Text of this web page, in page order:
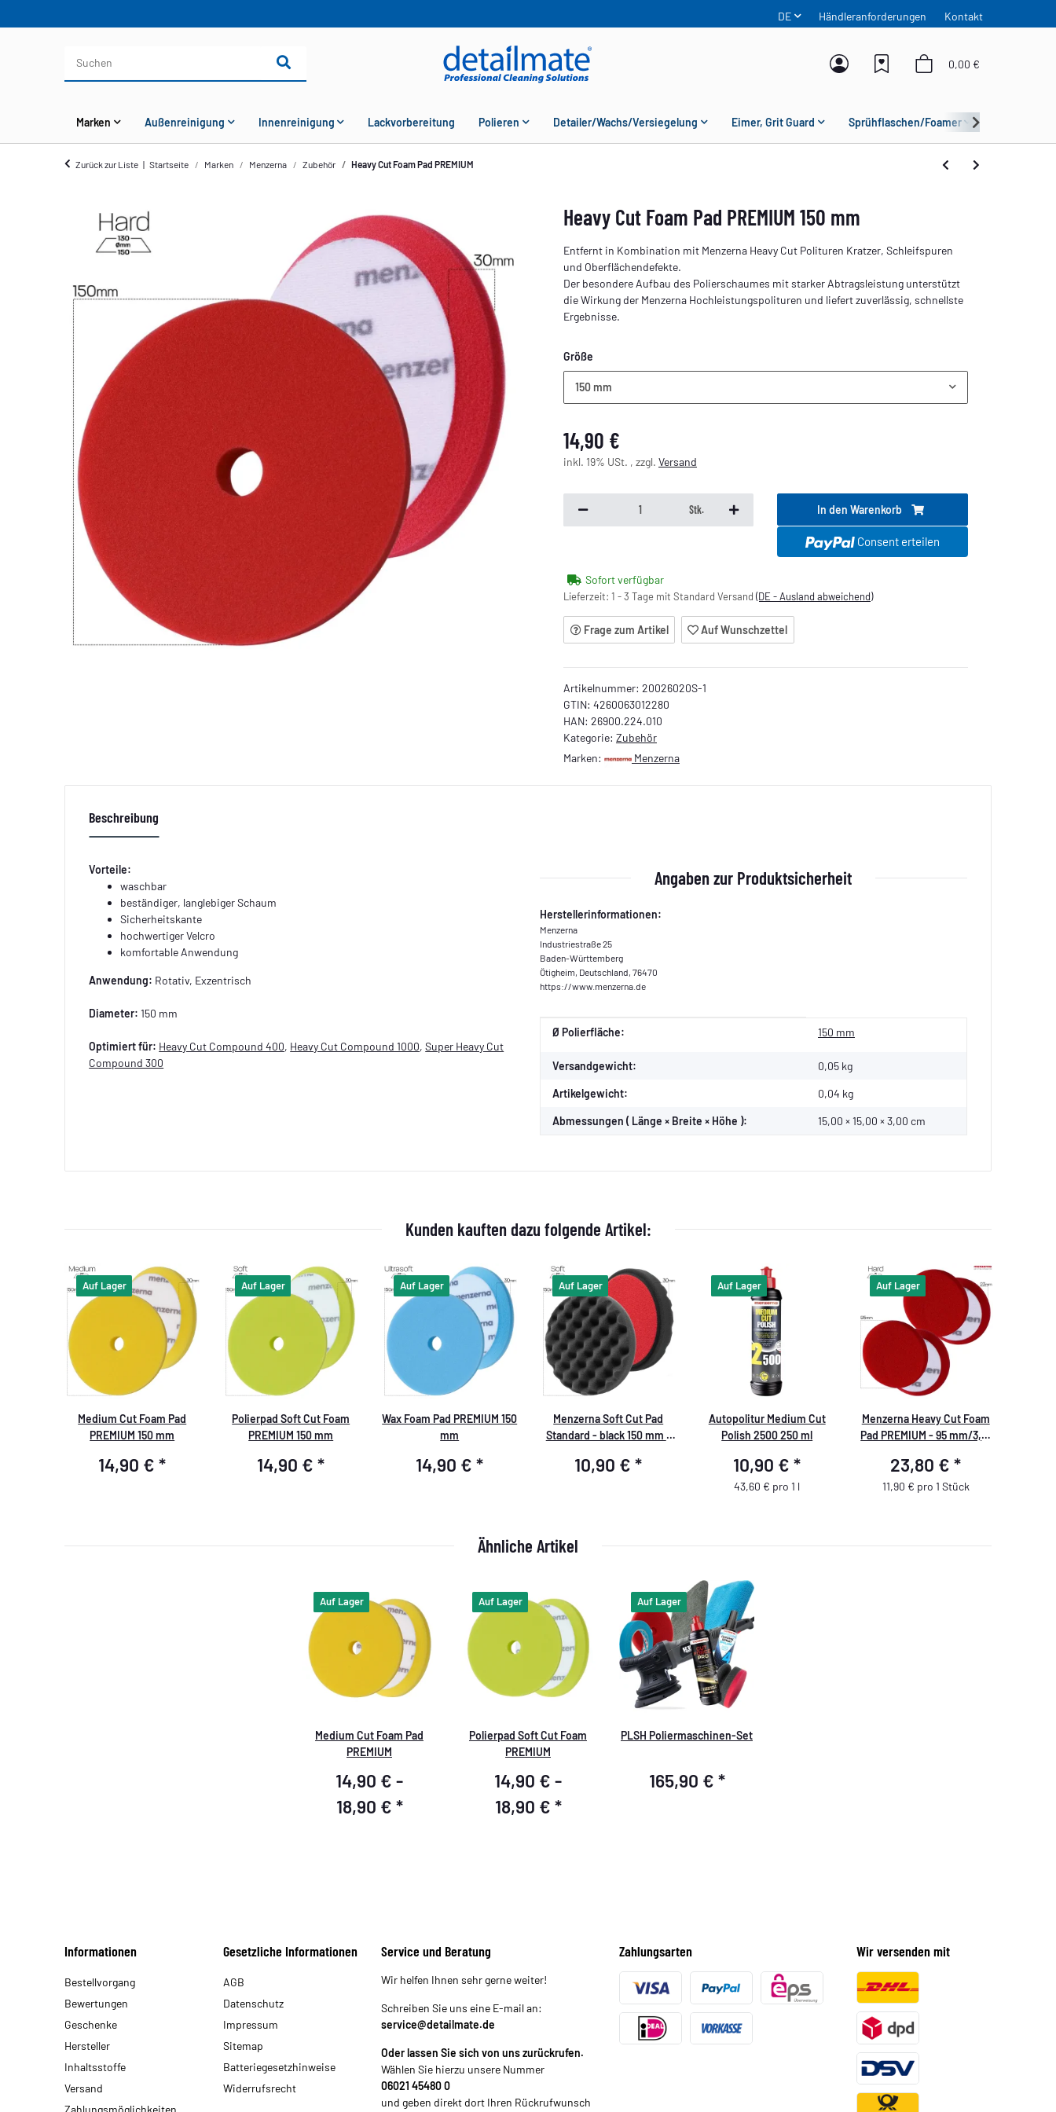
DE Händleranforderungen Kontakt
0,00 €
Marken Außenreinigung Innenreinigung Lackvorbereitung Polieren Detailer/Wachs/Versiegelung Eimer, Grit Guard Sprühflaschen/Foamer
Zurück zur Liste Startseite Marken Menzerna Zubehör Heavy Cut Foam Pad PREMIUM
Heavy Cut Foam Pad PREMIUM 150 mm
Entfernt in Kombination mit Menzerna Heavy Cut Polituren Kratzer, Schleifspuren
und Oberflächendefekte.
Der besondere Aufbau des Polierschaumes mit starker Abtragsleistung unterstützt
die Wirkung der Menzerna Hochleistungspolituren und liefert zuverlässig, schnellste
Ergebnisse.
Größe
150 mm
14,90 €
inkl. 19% USt. , zzgl. Versand
Stk. In den Warenkorb
Consent erteilen
Sofort verfügbar
Lieferzeit: 1 - 3 Tage mit Standard Versand (DE - Ausland abweichend)
Frage zum Artikel Auf Wunschzettel
Artikelnummer: 20026020S-1
GTIN: 4260063012280
HAN: 26900.224.010
Kategorie: Zubehör
Marken:
Menzerna
Beschreibung
Vorteile:
waschbar
beständiger, langlebiger Schaum
Sicherheitskante
hochwertiger Velcro
komfortable Anwendung
Anwendung: Rotativ, Exzentrisch
Diameter:150 mm
Optimiert für: Heavy Cut Compound 400, Heavy Cut Compound 1000,Super Heavy Cut
Compound 300
Angaben zur Produktsicherheit
Herstellerinformationen:
Menzerna
Industriestraße 25
Baden-Württemberg
Ötigheim, Deutschland, 76470
https://www.menzerna.de
Produkteigenschaft
Wert
Ø Polierfläche: 150 mm
Versandgewicht: 0,05 kg
Artikelgewicht: 0,04 kg
Abmessungen ( Länge × Breite × Höhe ): 15,00 × 15,00 × 3,00 cm
Kunden kauften dazu folgende Artikel:
Auf Lager
Medium Cut Foam Pad
PREMIUM 150 mm
14,90 €*
Auf Lager
Polierpad Soft Cut Foam
PREMIUM 150 mm
14,90 €*
Auf Lager
Wax Foam Pad PREMIUM 150
mm
14,90 €*
Auf Lager
Menzerna Soft Cut Pad
Standard - black 150 mm -
10,90 €*
Auf Lager
Autopolitur Medium Cut
Polish 2500 250 ml
10,90 €*
43,60 € pro 1 l
Auf Lager
Menzerna Heavy Cut Foam
Pad PREMIUM - 95 mm/3,5"
23,80 €*
11,90 € pro 1 Stück
Ähnliche Artikel
Auf Lager
Medium Cut Foam Pad
PREMIUM
14,90 € -
18,90 € *
Auf Lager
Polierpad Soft Cut Foam
PREMIUM
14,90 € -
18,90 € *
Auf Lager
PLSH Poliermaschinen-Set
165,90 € *
Informationen
Bestellvorgang
Bewertungen
Geschenke
Hersteller
Inhaltsstoffe
Versand
Gesetzliche Informationen
AGB
Datenschutz
Impressum
Sitemap
Batteriegesetzhinweise
Widerrufsrecht
Service und Beratung
Wir helfen Ihnen sehr gerne weiter!
Schreiben Sie uns eine E-mail an:
service@detailmate.de
Oder lassen Sie sich von uns zurückrufen.
Wählen Sie hierzu unsere Nummer
06021 45480 0
und geben direkt dort Ihren Rückrufwunsch
Zahlungsarten Wir versenden mit